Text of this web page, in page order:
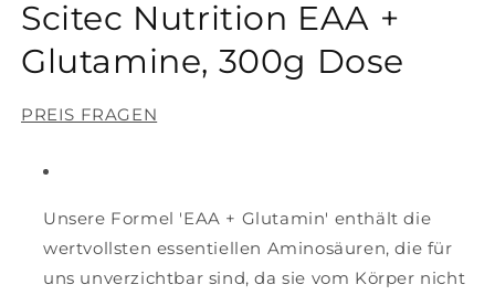
in
Modal
öffnen
Scitec Nutrition EAA +
Glutamine, 300g Dose
PREIS FRAGEN
Unsere Formel 'EAA + Glutamin' enthält die
wertvollsten essentiellen Aminosäuren, die für
uns unverzichtbar sind, da sie vom Körper nicht